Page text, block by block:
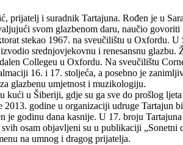
i suradnik Tartajuna. Rođen je u
svom glazbenom daru, naučio govoriti
stekao 1967. na sveučilištu u Oxfordu.
srednjovjekovnu i renesansnu
Collegeu u Oxfordu. Na sveučilištu
16. i 17. stoljeća, a posebno je
glazbenu umjetnost i muzikologiju.
kući u Šiberiji, gdje su ga sve do prošlog
godine u organizaciji udruge Tartajun
godinu dana kasnije. U 17. broju
osam objavljeni su u publikaciji
na umnog i dragog prijatelja.